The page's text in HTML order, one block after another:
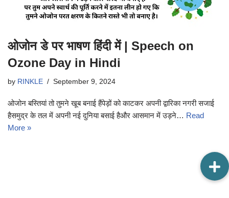
ओजोन डे पर भाषण हिंदी में | Speech on
Ozone Day in Hindi
by RINKLE September 9, 2024
ओजोन बस्तियां तो तुमने खूब बनाई हैंपेड़ों को काटकर अपनी द्वारिका नगरी सजाई
हैसमुद्र के तल में अपनी नई दुनिया बसाई हैऔर आसमान में उड़ने… Read
More »